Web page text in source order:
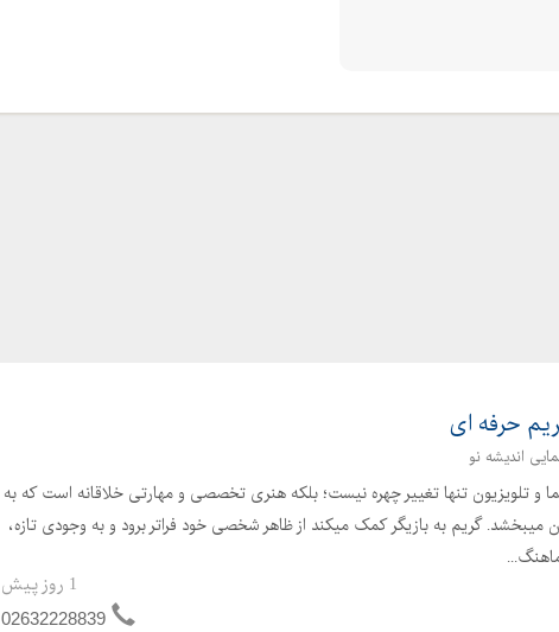
حرفه ای
اندیشه نو
و تلویزیون تنها تغییر چهره نیست؛ بلکه هنری تخصصی و مهارتی خلاقانه است که به
گریم به بازیگر کمک میکند از ظاهر شخصی خود فراتر برود و به وجودی تازه،
1 روز پیش
02632228839